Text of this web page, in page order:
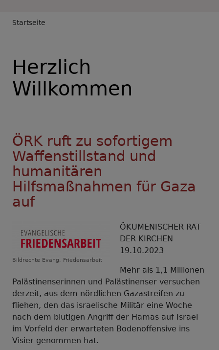
Breadcrumb
Startseite
Herzlich
Willkommen
ÖRK ruft zu sofortigem
Waffenstillstand und
humanitären
Hilfsmaßnahmen für Gaza
auf
Bildrechte Evang. Friedensarbeit
ÖKUMENISCHER RAT
DER KIRCHEN
19.10.2023
Mehr als 1,1 Millionen
Palästinenserinnen und Palästinenser versuchen
derzeit, aus dem nördlichen Gazastreifen zu
fliehen, den das israelische Militär eine Woche
nach dem blutigen Angriff der Hamas auf Israel
im Vorfeld der erwarteten Bodenoffensive ins
Visier genommen hat.